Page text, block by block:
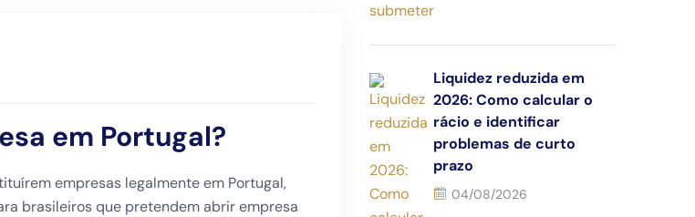
em Portugal?
empresas legalmente em Portugal,
brasileiros que pretendem abrir empresa
Liquidez reduzida em
2026: Como calcular o
rácio e identificar
problemas de curto
prazo
04/08/2026